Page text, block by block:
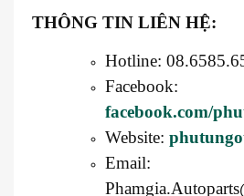
THÔNG TIN LIÊN HỆ:
Hotline:
Facebook:
facebook.com/
Website:
Email: